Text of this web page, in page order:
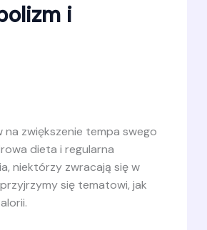
i
zwiększenie tempa swego
dieta i regularna
niektórzy zwracają się w
się tematowi, jak